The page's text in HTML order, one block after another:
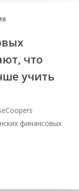
что
учить
финансовых